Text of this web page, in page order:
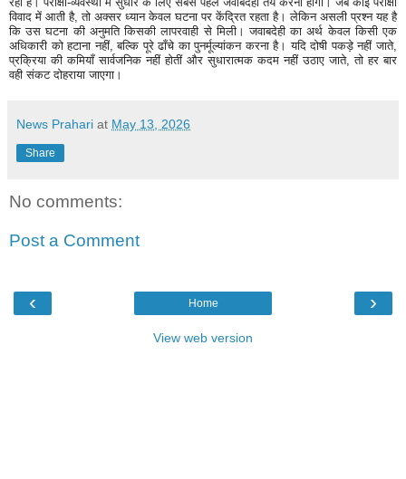
विवाद में आती है, तो अक्सर ध्यान केवल घटना पर केंद्रित रहता है। लेकिन असली प्रश्न यह है
कि उस घटना की अनुमति किसकी लापरवाही से मिली। जवाबदेही का अर्थ केवल किसी एक
अधिकारी को हटाना नहीं, बल्कि पूरे ढाँचे का पुनर्मूल्यांकन करना है। यदि दोषी पकड़े नहीं जाते,
प्रक्रिया की कमियाँ सार्वजनिक नहीं होतीं और सुधारात्मक कदम नहीं उठाए जाते, तो हर बार
वही संकट दोहराया जाएगा।
News Prahari at May 13, 2026
Share
No comments:
Post a Comment
‹ ›
Home
View web version